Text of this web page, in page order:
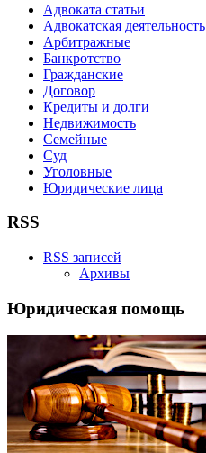
Адвоката статьи
Адвокатская деятельность
Арбитражные
Банкротство
Гражданские
Договор
Кредиты и долги
Недвижимость
Семейные
Суд
Уголовные
Юридические лица
RSS
RSS записей
Архивы
Юридическая помощь